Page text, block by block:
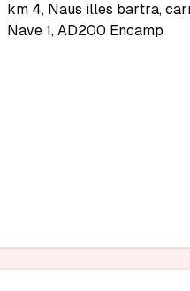
km 4, Naus illes bartra,
Nave 1, AD200 Encamp